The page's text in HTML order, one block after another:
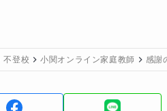
不登校 小関オンライン家庭教師 感謝